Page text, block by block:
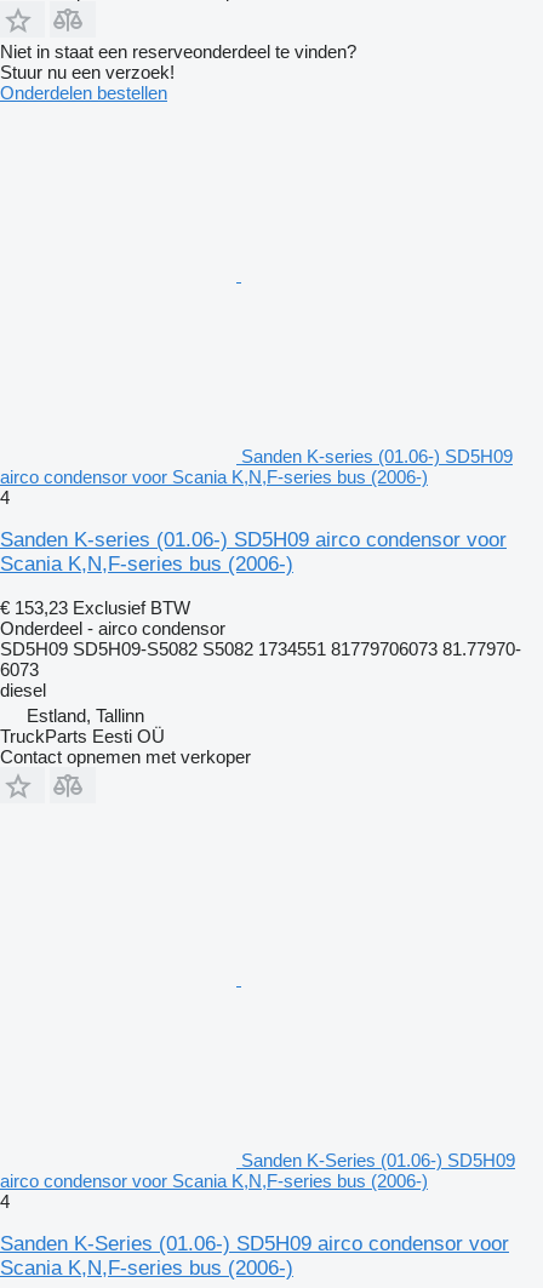
Niet in staat een reserveonderdeel te vinden?
Stuur nu een verzoek!
Onderdelen bestellen
Sanden K-series (01.06-) SD5H09
airco condensor voor Scania K,N,F-series bus (2006-)
4
Sanden K-series (01.06-) SD5H09 airco condensor voor
Scania K,N,F-series bus (2006-)
€ 153,23 Exclusief BTW
Onderdeel - airco condensor
SD5H09 SD5H09-S5082 S5082 1734551 81779706073 81.77970-
6073
diesel
Estland, Tallinn
TruckParts Eesti OÜ
Contact opnemen met verkoper
Sanden K-Series (01.06-) SD5H09
airco condensor voor Scania K,N,F-series bus (2006-)
4
Sanden K-Series (01.06-) SD5H09 airco condensor voor
Scania K,N,F-series bus (2006-)